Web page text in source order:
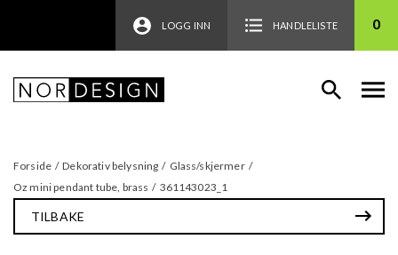
LOGG INN HANDLELISTE 0
Forside / Dekorativ belysning / Glass/skjermer /
Oz mini pendant tube, brass / 361143023_1
TILBAKE